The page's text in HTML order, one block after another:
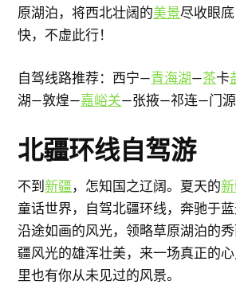
原湖泊，将西北壮阔的美景尽收眼
快，不虚此行！
自驾线路推荐：西宁—青海湖—茶卡
湖—敦煌—嘉峪关—张掖—祁连—门
北疆环线自驾游
不到新疆，怎知国之辽阔。夏天的
童话世界，自驾北疆环线，奔驰于
沿途如画的风光，领略草原湖泊的
疆风光的雄浑壮美，来一场真正的
里也有你从未见过的风景。